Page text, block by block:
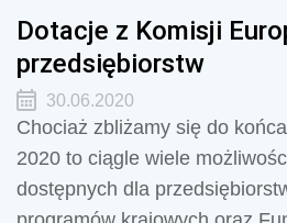
Dotacje z Komisji
przedsiębiorstw
30.06.2020
Chociaż zbliżamy się do
2020 to ciągle wiele
dostępnych dla